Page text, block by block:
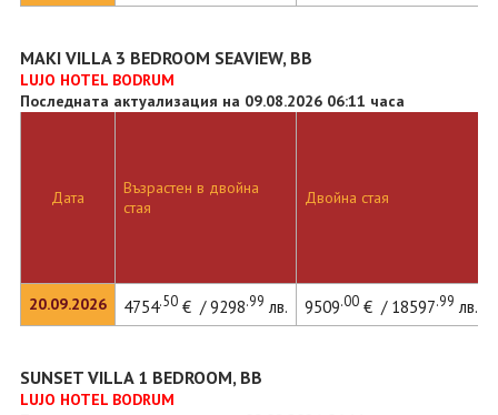
MAKI VILLA 3 BEDROOM SEAVIEW, BB
LUJO HOTEL BODRUM
Последната актуализация на 09.08.2026 06:11 часа
Дата
20.09.2026
Възрастен в двойна
стая
Двойна стая
4754.50€ / 9298.99 лв. 9509.00€ / 18597.99 лв.
SUNSET VILLA 1 BEDROOM, BB
LUJO HOTEL BODRUM